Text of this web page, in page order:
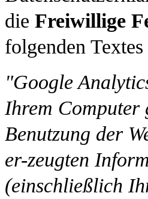
die Freiwillige
folgenden Textes
"Google
Ihrem Computer
Benutzung der
er-zeugten
(einschließlich